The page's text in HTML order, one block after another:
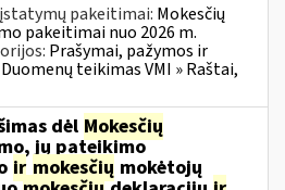
pakeitimai: Mokesčių
pakeitimai nuo 2026 m.
Prašymai, pažymos ir
teikimas VMI » Raštai,
dėl Mokesčių
jų pateikimo
ir mokesčių mokėtojų